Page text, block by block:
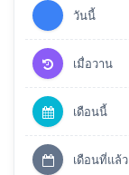
วันนี้
เมื่อวาน
เดือนนี้
เดือนที่แล้ว